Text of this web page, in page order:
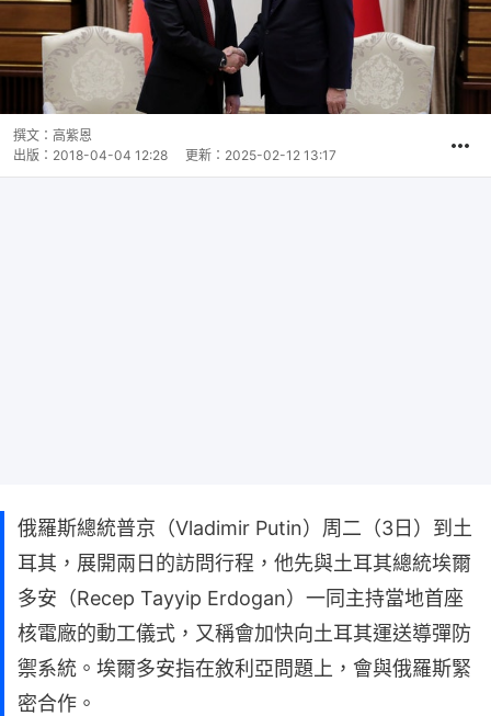
撰文： 高紫恩
出版： 2018-04-04 12:28 更新： 2025-02-12 13:17
俄羅斯總統普京（Vladimir Putin）周二（3日）到土
耳其，展開兩日的訪問行程，他先與土耳其總統埃爾
多安（Recep Tayyip Erdogan）一同主持當地首座
核電廠的動工儀式，又稱會加快向土耳其運送導彈防
禦系統。埃爾多安指在敘利亞問題上，會與俄羅斯緊
密合作。